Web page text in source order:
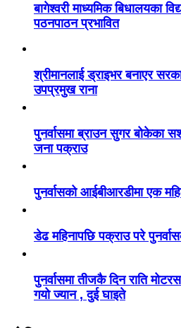
बागेश्वरी माध्यमिक बिधालयका
पठनपाठन प्रभावित
श्रीमानलाई ड्राइभर बनाएर
उपप्रमुख राना
पुनर्वासमा ब्राउन सुगर बोकेका
जना पक्राउ
पुनर्वासको आईबीआरडीमा एक
डेढ महिनापछि पक्राउ परे
पुनर्वासमा तीजकै दिन राति
गयो ज्यान , दुई घाइते